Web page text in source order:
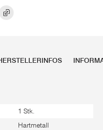
1 Stk.
Hartmetall